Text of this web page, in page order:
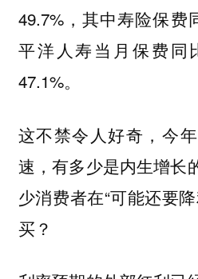
49.7%，其中寿险保费
平洋人寿当月保费同
47.1%。
这不禁令人好奇，今
速，有多少是内生增长
少消费者在“可能还要
买？